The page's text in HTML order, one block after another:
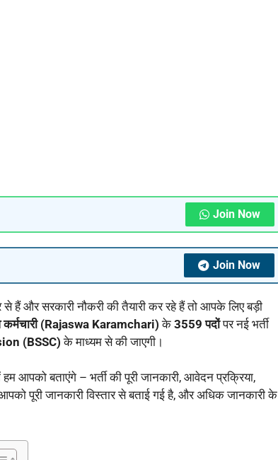
Join Now
Join Now
से हैं और सरकारी नौकरी की तैयारी कर रहे हैं तो आपके लिए बड़ी
कर्मचारी (Rajaswa Karamchari) के 3559 पदोंपर नई भर्ती
(BSSC) के माध्यम से की जाएगी।
आपको बताएंगे – भर्ती की पूरी जानकारी, आवेदन प्रक्रिया,
पूरी जानकारी विस्तार से बताई गई है, और अधिक जानकारी के